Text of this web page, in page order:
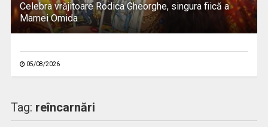
Celebra vrăjitoare Rodica Gheorghe, singura fiică a
Mamei Omida
05/08/2026
Tag: reîncarnări